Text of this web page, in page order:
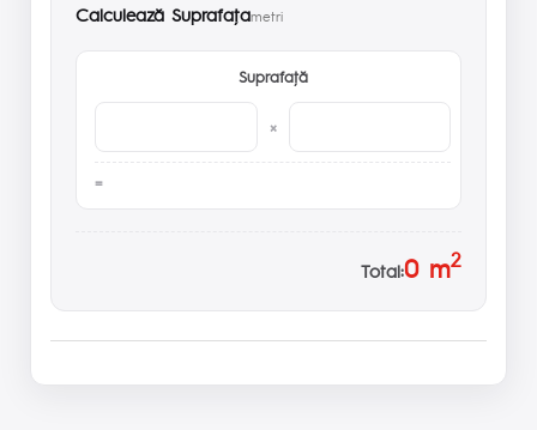
Calculează Suprafaţametri
Suprafaţă
×
Total:0m2